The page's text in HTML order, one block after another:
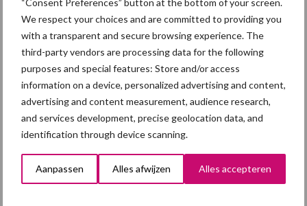
“Consent Preferences” button at the bottom of your screen.
We respect your choices and are committed to providing you
with a transparent and secure browsing experience. The
third-party vendors are processing data for the following
purposes and special features: Store and/or access
information on a device, personalized advertising and content,
advertising and content measurement, audience research,
and services development, precise geolocation data, and
identification through device scanning.
Aanpassen Alles afwijzen Alles accepteren
Meer informatie over valse mails? Lees verder bij:Valse mails.
Meer nieuwsberichten leest u in het nieuwsoverzicht
Belastingdienst
Aanbevolen voor jou!
Britse varkenssector vreest